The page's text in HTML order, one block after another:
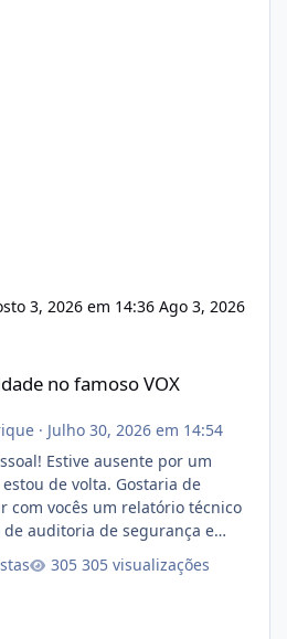
3, 2026 em 14:36 Ago 3, 2026
no famoso VOX
· Julho 30, 2026 em 14:54
Estive ausente por um
de volta. Gostaria de
com vocês um relatório técnico
auditoria de segurança e
circulação e comercialização
305 visualizações